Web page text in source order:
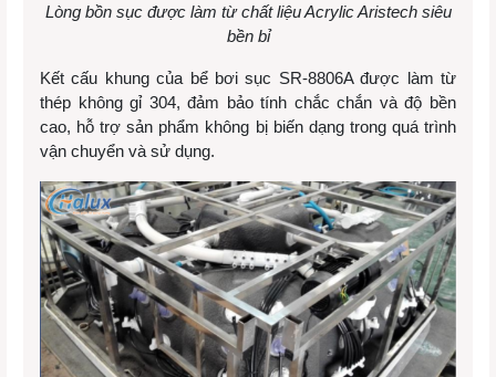
Lòng bồn sục được làm từ chất liệu Acrylic Aristech siêu
bền bỉ
Kết cấu khung của bể bơi sục SR-8806A được làm từ
thép không gỉ 304, đảm bảo tính chắc chắn và độ bền
cao, hỗ trợ sản phẩm không bị biến dạng trong quá trình
vận chuyển và sử dụng.